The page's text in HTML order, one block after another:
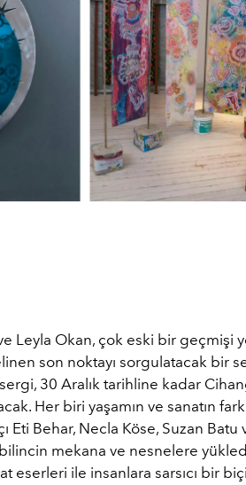
Leyla Okan, çok eski bir geçmişi
son noktayı sorgulatacak bir
30 Aralık tarihline kadar
Her biri yaşamın ve sanatın
Behar, Necla Köse, Suzan Batu
mekana ve nesnelere
eserleri ile insanlara sarsıcı bir